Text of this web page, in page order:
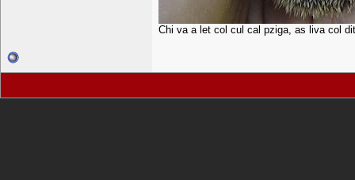
Chi va a let col cul cal pziga, as liva col